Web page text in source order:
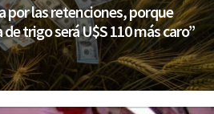
por las retenciones, porque
trigo será U$S 110 más caro”